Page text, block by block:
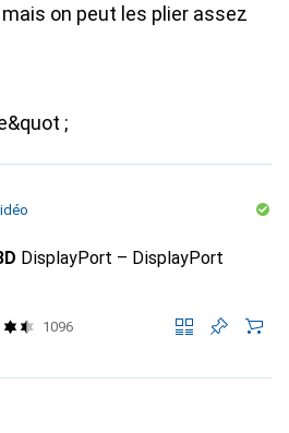
on peut les plier assez
;
DisplayPort – DisplayPort
1096